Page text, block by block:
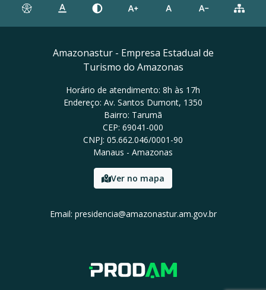
Amazonastur - Empresa Estadual de
Turismo do Amazonas
Horário de atendimento: 8h às 17h
Endereço: Av. Santos Dumont, 1350
Bairro: Tarumã
CEP: 69041-000
CNPJ: 05.662.046/0001-90
Manaus - Amazonas
Ver no mapa
Email: presidencia@amazonastur.am.gov.br